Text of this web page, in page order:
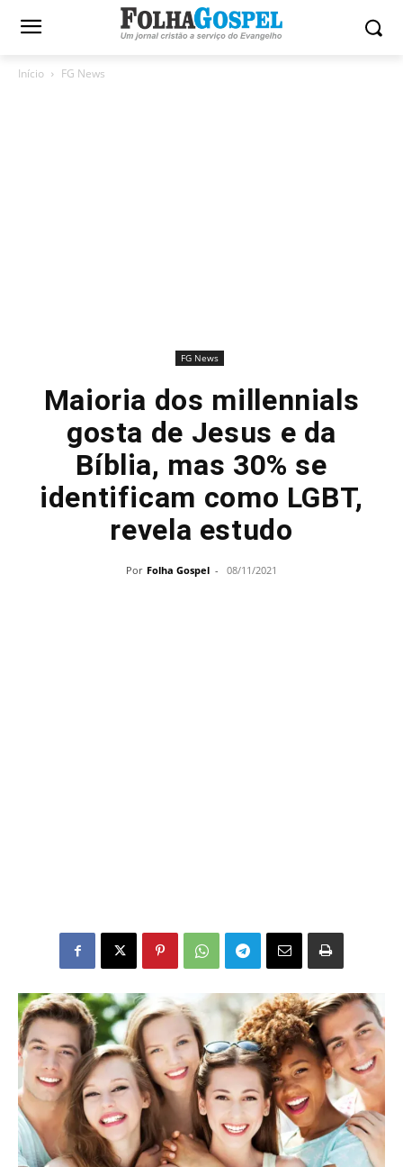
Início FG News
FG News
Maioria dos millennials
gosta de Jesus e da
Bíblia, mas 30% se
identificam como LGBT,
revela estudo
Por Folha Gospel - 08/11/2021